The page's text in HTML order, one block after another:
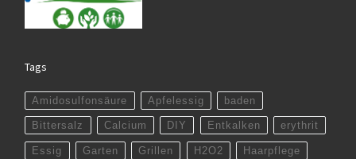
Tags
Amidosulfonsäure Apfelessig baden
Bittersalz Calcium DIY Entkalken erythrit
Essig Garten Grillen H2O2 Haarpflege